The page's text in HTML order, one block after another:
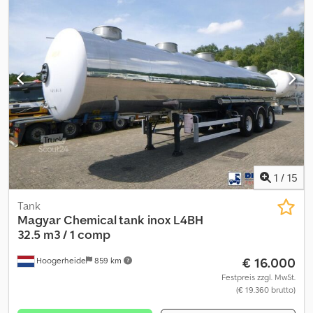
1 / 15
Hoogerheide 859 km
Tank
MagyarChemical tank inox L4BH
32.5 m3 / 1 comp
€ 16.000
Festpreis zzgl. MwSt.
(€ 19.360 brutto)